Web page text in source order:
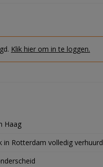
Klik hier om in te loggen.
Haag
in Rotterdam volledig verhuurd